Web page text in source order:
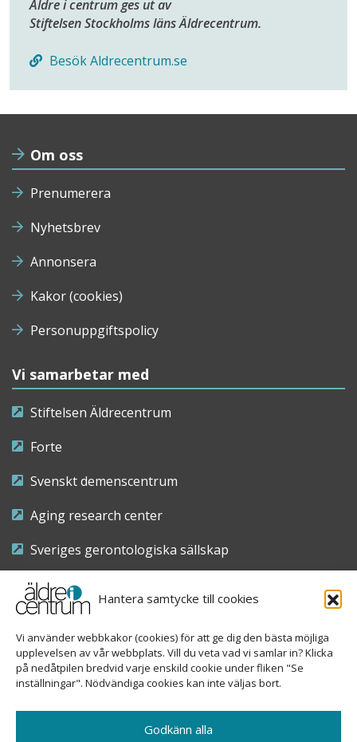
Hantera samtycke till cookies
Vi använder webbkakor (cookies) för att ge dig den bästa möjliga
upplevelsen av vår webbplats. Vill du veta vad vi samlar in? Klicka
på nedåtpilen bredvid varje enskild cookie under fliken "Se
inställningar". Nödvändiga cookies kan inte väljas bort.
Godkänn alla
Äldre i centrum ges ut av
Stiftelsen Stockholms läns Äldrecentrum.
Besök Aldrecentrum.se
Om oss
Prenumerera
Nyhetsbrev
Annonsera
Kakor (cookies)
Personuppgiftspolicy
Vi samarbetar med
Stiftelsen Äldrecentrum
Forte
Svenskt demenscentrum
Aging research center
Sveriges gerontologiska sällskap
Riksföreningen för sjuksköterskor inom äldre- och
demensvård
Nationellt kompetenscentrum anhöriga